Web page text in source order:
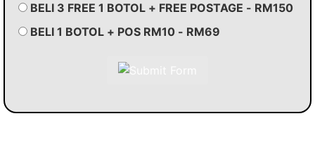
BELI 3 FREE 1 BOTOL + FREE POSTAGE - RM150
BELI 1 BOTOL + POS RM10 - RM69